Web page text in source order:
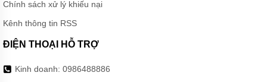
Chính sách xử lý khiếu nại
Kênh thông tin RSS
ĐIỆN THOẠI HỖ TRỢ
Kinh doanh: 0986488886